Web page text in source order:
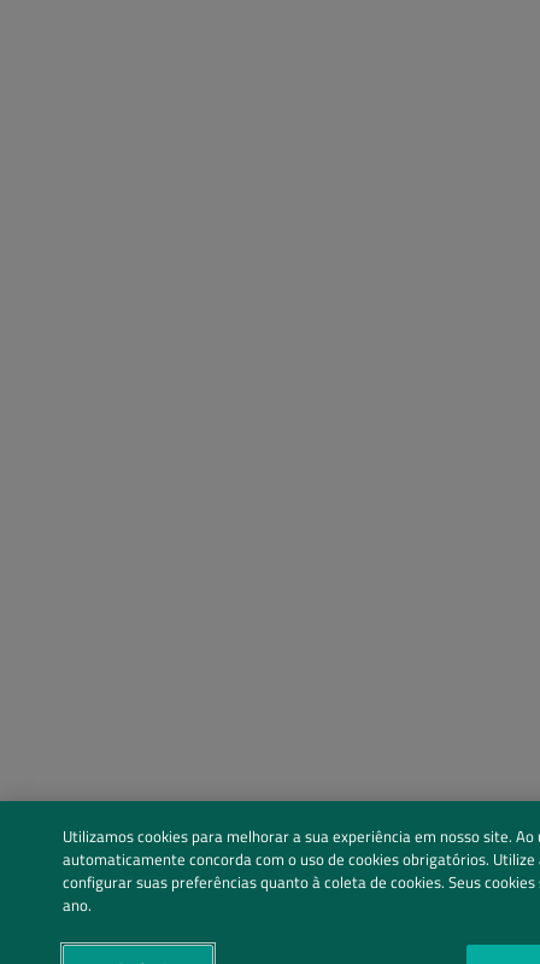
Utilizamos cookies para melhorar a sua experiência em nosso site.
automaticamente concorda com o uso de cookies obrigatórios. Utilize
configurar suas preferências quanto à coleta de cookies. Seus
ano.